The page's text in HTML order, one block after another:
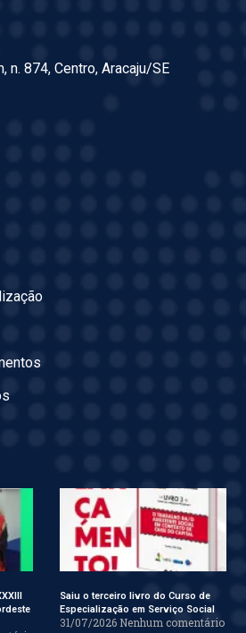
n. 874, Centro, Aracaju/SE
Saiu o terceiro livro do Curso de
Especialização em Serviço Social
31/07/2026 Nenhum comentário